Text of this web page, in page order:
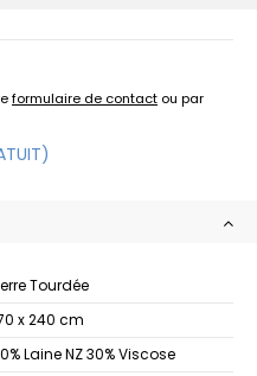
formulaire de contact ou par
Tourdée
x 240 cm
Laine NZ 30% Viscose